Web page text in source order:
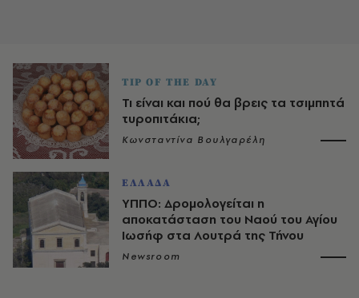
TIP OF THE DAY
Τι είναι και πού θα βρεις τα τσιμπητά
τυροπιτάκια;
Κωνσταντίνα Βουλγαρέλη
ΕΛΛΑΔΑ
ΥΠΠΟ: Δρομολογείται η
αποκατάσταση του Ναού του Αγίου
Ιωσήφ στα Λουτρά της Τήνου
Newsroom